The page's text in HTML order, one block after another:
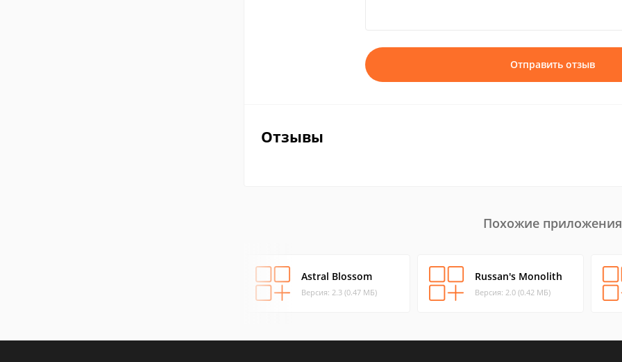
Отправить отзыв
Отзывы
Похожие приложения
Astral Blossom
Версия: 2.3 (0.47 МБ)
Russan's Monolith
Версия: 2.0 (0.42 МБ)